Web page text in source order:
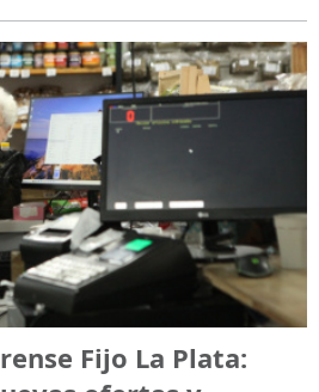
Fijo La Plata: